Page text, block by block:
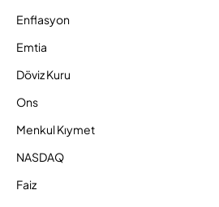
Enflasyon
Emtia
Döviz Kuru
Ons
Menkul Kıymet
NASDAQ
Faiz